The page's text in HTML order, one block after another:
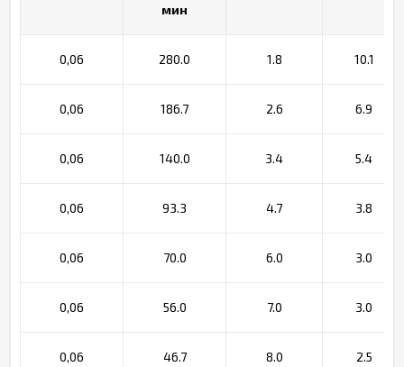
мин
0,06 280.0 1.8 10.1
0,06 186.7 2.6 6.9
0,06 140.0 3.4 5.4
0,06 93.3 4.7 3.8
0,06 70.0 6.0 3.0
0,06 56.0 7.0 3.0
0,06 46.7 8.0 2.5
мин